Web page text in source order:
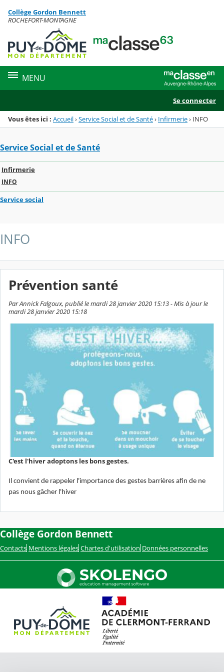
Menu de la rubrique
Contenu
Collège Gordon Bennett
ROCHEFORT-MONTAGNE
MENU
Se connecter
Vous êtes ici : Accueil›Service Social et de Santé› Infirmerie› INFO
Service Social et de Santé
Infirmerie
INFO
Service social
INFO
Prévention santé
Par Annick Falgoux, publié le mardi 28 janvier 2020 15:13 - Mis à jour le
mardi 28 janvier 2020 15:18
C'est l'hiver adoptons les bons gestes.
Il convient de rappeler l'importance des gestes barrières afin de ne
pas nous gâcher l'hiver
Collège Gordon Bennett
Contacts Mentions légales Chartes d'utilisation Données personnelles